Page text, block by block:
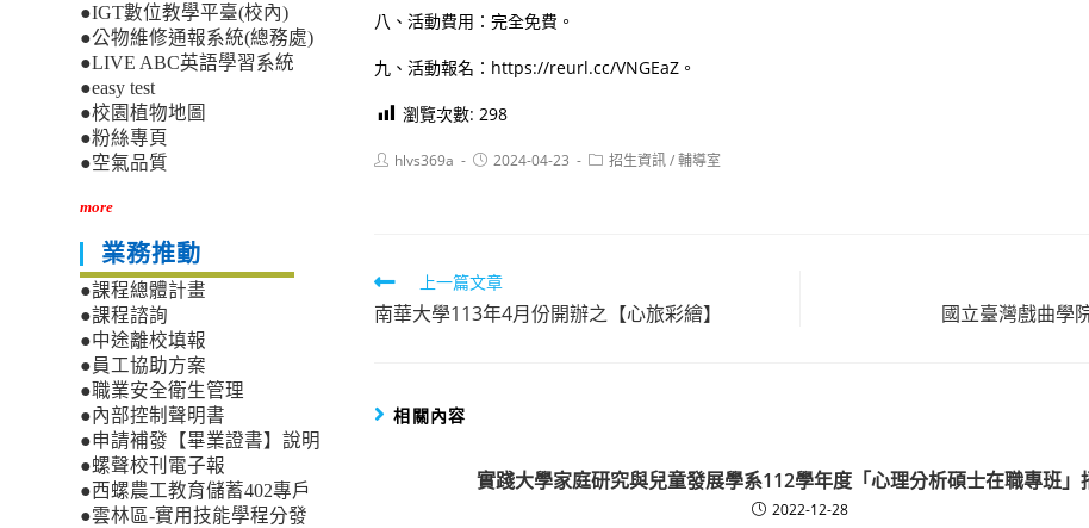
八、活動費用：完全免費。
九、活動報名：https://reurl.cc/VNGEaZ。
瀏覽次數: 298
Posthlvs369a
Post2024-04-23
Post招生資訊/輔導室
Read
more
上一篇文章
南華大學113年4月份開辦之【心旅彩繪】 國立臺灣戲曲學
相關內容
實踐大學家庭研究與兒童發展學系112學年度「心理分析碩士在職專班」
2022-12-28
●IGT數位教學平臺(校內)
●公物維修通報系統(總務處)
●LIVE ABC英語學習系統
●easy test
●校園植物地圖
●粉絲專頁
●空氣品質
more
業務推動
●課程總體計畫
●課程諮詢
●中途離校填報
●員工協助方案
●職業安全衛生管理
●內部控制聲明書
●申請補發【畢業證書】說明
●螺聲校刊電子報
●西螺農工教育儲蓄402專戶
●雲林區-實用技能學程分發